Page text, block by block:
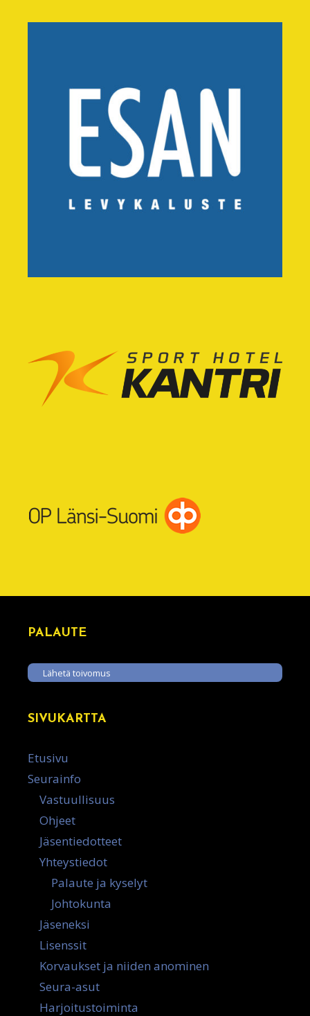
PALAUTE
Lähetä toivomus
SIVUKARTTA
Etusivu
Seurainfo
Vastuullisuus
Ohjeet
Jäsentiedotteet
Yhteystiedot
Palaute ja kyselyt
Johtokunta
Jäseneksi
Lisenssit
Korvaukset ja niiden anominen
Seura-asut
Harjoitustoiminta